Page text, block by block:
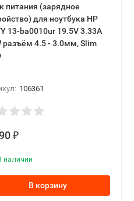
питaния (зарядное
для ноутбука НР
13-bа0010ur 19.5V 3.33А
разъём 4.5 - 3.0мм, Ѕlіm
106361
₽
наличии
В корзину